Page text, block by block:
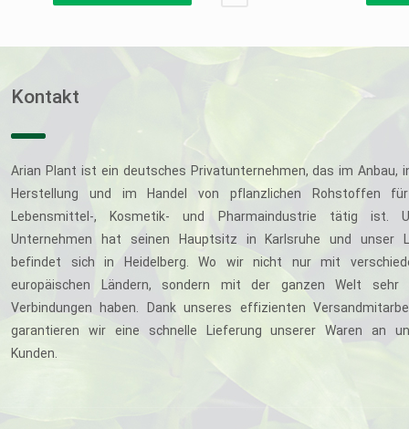
Kontakt
Arian Plant ist ein deutsches Privatunternehmen, das im Anbau,
Herstellung und im Handel von pflanzlichen Rohstoffen
Lebensmittel-, Kosmetik- und Pharmaindustrie tätig ist.
Unternehmen hat seinen Hauptsitz in Karlsruhe und unser
befindet sich in Heidelberg. Wo wir nicht nur mit
europäischen Ländern, sondern mit der ganzen Welt sehr
Verbindungen haben. Dank unseres effizienten
garantieren wir eine schnelle Lieferung unserer Waren an
Kunden.